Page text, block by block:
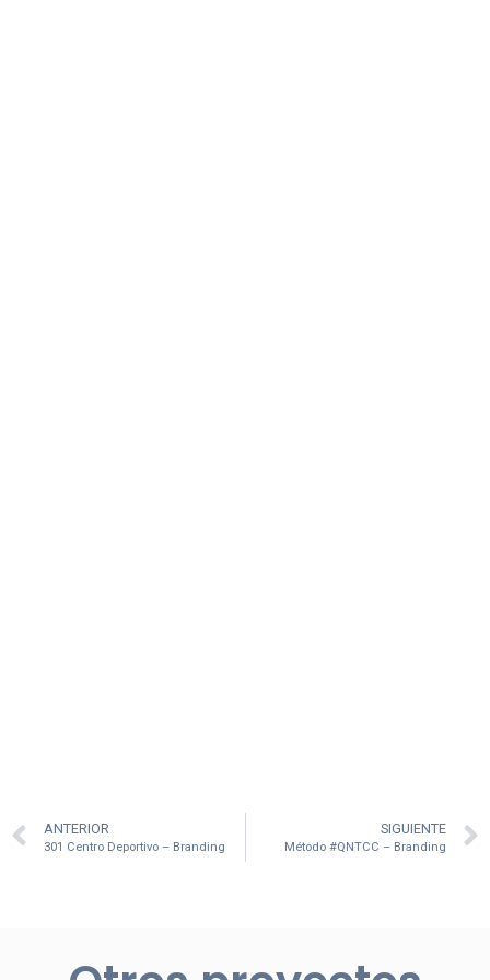
ANTERIOR
301 Centro Deportivo – Branding
SIGUIENTE
Método #QNTCC – Branding